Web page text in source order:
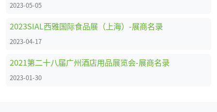
2023-05-05
2023SIAL西雅国际食品展（上海）-展商名录
2023-04-17
2021第二十八届广州酒店用品展览会-展商名录
2023-01-30